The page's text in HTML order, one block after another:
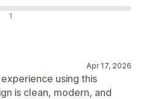
1
Apr 17, 2026
using this
is clean, modern, and